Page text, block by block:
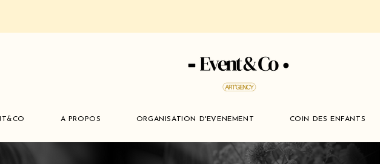
A PROPOS ORGANISATION D'EVENEMENT COIN DES ENFANTS